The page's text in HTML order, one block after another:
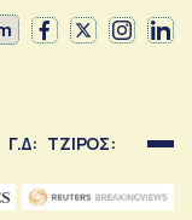
Γ.Δ: ΤΖΙΡΟΣ: